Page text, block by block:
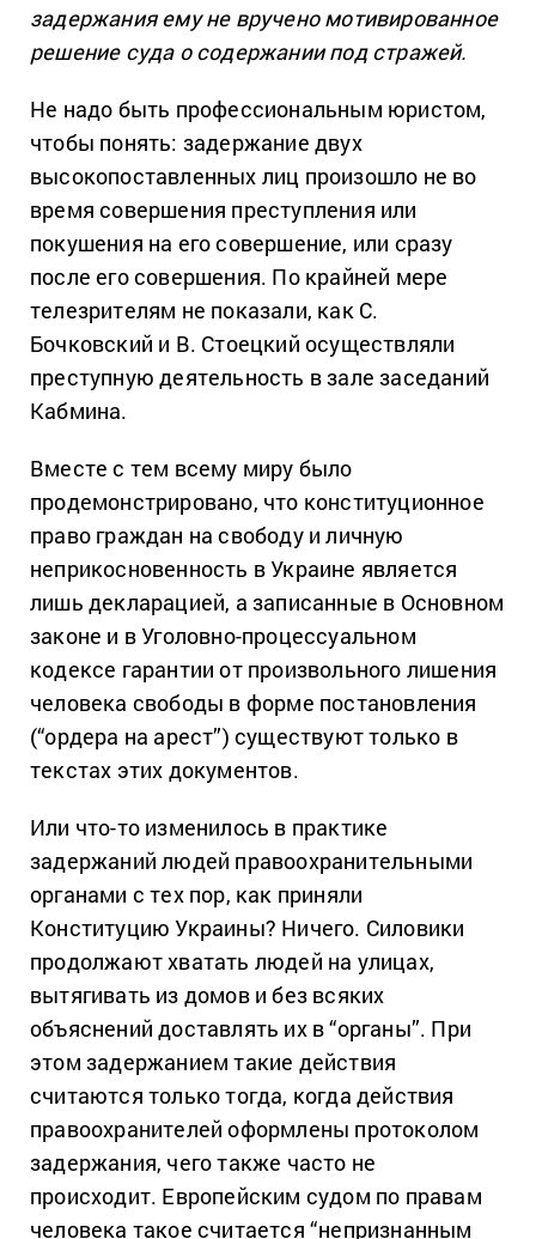
задержания ему не вручено мотивированное
решение суда о содержании под стражей.
Не надо быть профессиональным юристом,
чтобы понять: задержание двух
высокопоставленных лиц произошло не во
время совершения преступления или
покушения на его совершение, или сразу
после его совершения. По крайней мере
телезрителям не показали, как С.
Бочковский и В. Стоецкий осуществляли
преступную деятельность в зале заседаний
Кабмина.
Вместе с тем всему миру было
продемонстрировано, что конституционное
право граждан на свободу и личную
неприкосновенность в Украине является
лишь декларацией, а записанные в Основном
законе и в Уголовно-процессуальном
кодексе гарантии от произвольного лишения
человека свободы в форме постановления
(“ордера на арест”) существуют только в
текстах этих документов.
Или что-то изменилось в практике
задержаний людей правоохранительными
органами с тех пор, как приняли
Конституцию Украины? Ничего. Силовики
продолжают хватать людей на улицах,
вытягивать из домов и без всяких
объяснений доставлять их в “органы”. При
этом задержанием такие действия
считаются только тогда, когда действия
правоохранителей оформлены протоколом
задержания, чего также часто не
происходит. Европейским судом по правам
человека такое считается “непризнанным